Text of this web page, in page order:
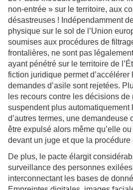
non-entrée » sur le territoire, aux
désastreuses ! Indépendamment
physique sur le sol de l’Union
soumises aux procédures de
frontalières, ne sont pas
ayant pénétré sur le territoire de
fiction juridique permet
demandes d’asile sont rejetées.
les recours contre les décisions de
suspendent plus automatiquement
d’autres termes, une demandeuse
être expulsé alors même qu’elle
devant un juge et que la procédure
De plus, le pacte élargit
surveillance des personnes
interconnectant les bases de